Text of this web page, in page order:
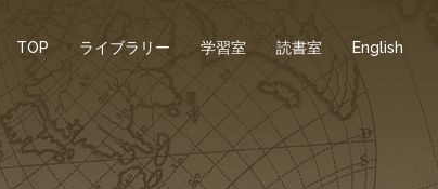
TOP ライブラリー 学習室 読書室 English